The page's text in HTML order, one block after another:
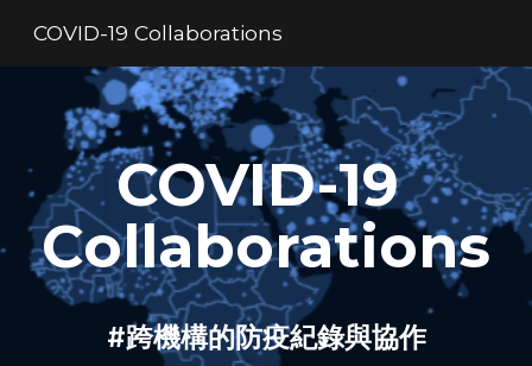
Skip to main content
COVID-19 Collaborations
COVID-19
Collaborations
#跨機構的防疫紀錄與協作